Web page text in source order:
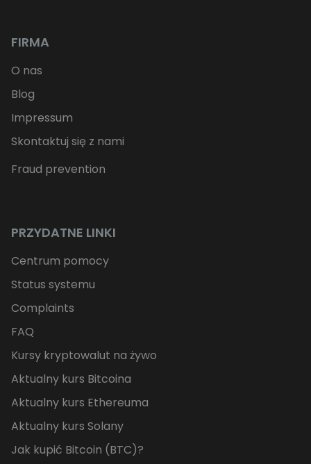
FIRMA
O nas
Blog
Impressum
Skontaktuj się z nami
Fraud prevention
PRZYDATNE LINKI
Centrum pomocy
Status systemu
Complaints
FAQ
Kursy kryptowalut na żywo
Aktualny kurs Bitcoina
Aktualny kurs Ethereuma
Aktualny kurs Solany
Jak kupić Bitcoin (BTC)?